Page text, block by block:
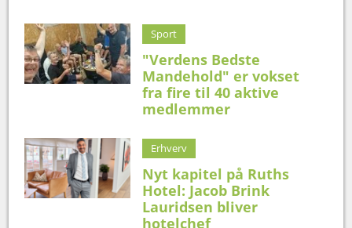
Sport
"Verdens Bedste
Mandehold" er vokset
fra fire til 40 aktive
medlemmer
Erhverv
Nyt kapitel på Ruths
Hotel: Jacob Brink
Lauridsen bliver
hotelchef